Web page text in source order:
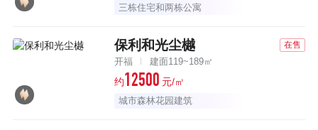
三栋住宅和两栋公寓
保利和光尘樾 在售
开福 建面119~189㎡
约12500 元/㎡
城市森林花园建筑